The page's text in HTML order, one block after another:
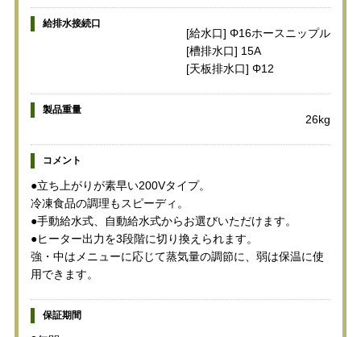
給排水接続口
[給水口] Φ16ホースニップル
[槽排水口] 15A
[天板排水口] Φ12
製品重量
26kg
コメント
●立ち上がりが素早い200Vタイプ。
冷凍食品の調理もスピーディ。
●手動給水式、自動給水式からお選びいただけます。
●ヒーター出力を3段階に切り換えられます。
強・中はメニューに応じて蒸気量の調節に、弱は保温に使
用できます。
保証期間